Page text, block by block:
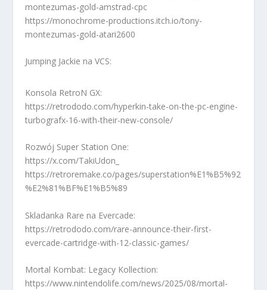
montezumas-gold-amstrad-cpc
https://monochrome-productions.itch.io/tony-
montezumas-gold-atari2600
Jumping Jackie na VCS:
Konsola RetroN GX:
https://retrododo.com/hyperkin-take-on-the-pc-engine-
turbografx-16-with-their-new-console/
Rozwój Super Station One:
https://x.com/TakiUdon_
https://retroremake.co/pages/superstation%E1%B5%92
%E2%81%BF%E1%B5%89
Skladanka Rare na Evercade:
https://retrododo.com/rare-announce-their-first-
evercade-cartridge-with-12-classic-games/
Mortal Kombat: Legacy Kollection:
https://www.nintendolife.com/news/2025/08/mortal-